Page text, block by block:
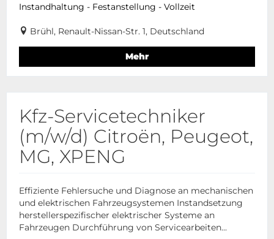
Instandhaltung - Festanstellung - Vollzeit
Brühl, Renault-Nissan-Str. 1, Deutschland
Mehr
Kfz-Servicetechniker
(m/w/d) Citroën, Peugeot,
MG, XPENG
Effiziente Fehlersuche und Diagnose an mechanischen
und elektrischen Fahrzeugsystemen Instandsetzung
herstellerspezifischer elektrischer Systeme an
Fahrzeugen Durchführung von Servicearbeiten...